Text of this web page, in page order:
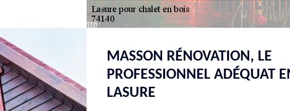
MASSON RÉNOVATION, LE
PROFESSIONNEL ADÉQUAT
LASURE